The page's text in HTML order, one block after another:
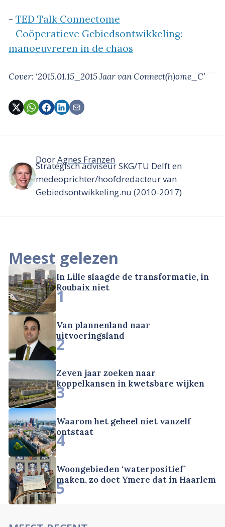
- TED Talk Connectome
- Coöperatieve Gebiedsontwikkeling:
manoeuvreren in de chaos
Cover: ‘2015.01.15_2015 Jaar van Connect(h)ome_C’
DoorAgnes Franzen
Strategisch adviseur SKG/TU Delft en
medeoprichter/hoofdredacteur van
Gebiedsontwikkeling.nu (2010-2017)
Meest gelezen
In Lille slaagde de transformatie, in
Roubaix niet
1
Van plannenland naar
uitvoeringsland
2
Zeven jaar zoeken naar
koppelkansen in kwetsbare wijken
3
Waarom het geheel niet vanzelf
ontstaat
4
Woongebieden ‘waterpositief’
maken, zo doet Ymere dat in Haarlem
5